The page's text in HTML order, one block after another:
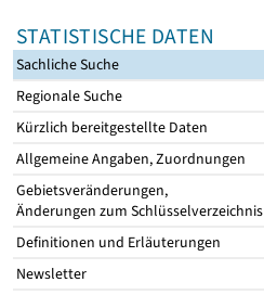
STATISTISCHE DATEN
Sachliche Suche
Regionale Suche
Kürzlich bereitgestellte Daten
Allgemeine Angaben, Zuordnungen
Gebietsveränderungen,
Änderungen zum Schlüsselverzeichnis
Definitionen und Erläuterungen
Newsletter